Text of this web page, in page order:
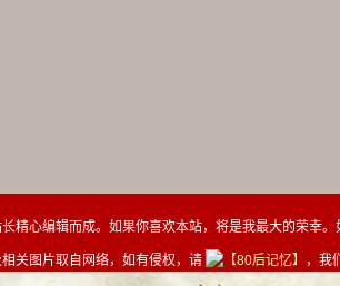
精心编辑而成。如果你喜欢本站，将是我最大的荣幸
关图片取自网络，如有侵权，请 ，我